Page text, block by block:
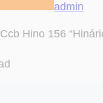
admin
Hino 156